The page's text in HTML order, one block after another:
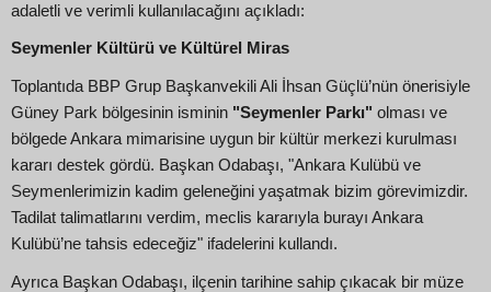
adaletli ve verimli kullanılacağını açıkladı:
Seymenler Kültürü ve Kültürel Miras
Toplantıda BBP Grup Başkanvekili Ali İhsan Güçlü’nün önerisiyle
Güney Park bölgesinin isminin "Seymenler Parkı" olması ve
bölgede Ankara mimarisine uygun bir kültür merkezi kurulması
kararı destek gördü. Başkan Odabaşı, "Ankara Kulübü ve
Seymenlerimizin kadim geleneğini yaşatmak bizim görevimizdir.
Tadilat talimatlarını verdim, meclis kararıyla burayı Ankara
Kulübü’ne tahsis edeceğiz" ifadelerini kullandı.
Ayrıca Başkan Odabaşı, ilçenin tarihine sahip çıkacak bir müze